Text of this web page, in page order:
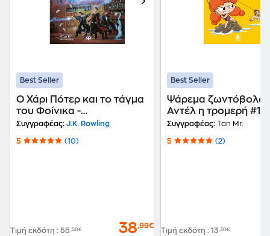
Best Seller
Ο Χάρι Πότερ και το τάγμα
του Φοίνικα -
Εικονογραφημένη Έκδοση
Συγγραφέας: J.K. Rowling
5 (10)
Τιμή εκδότη : 55,50€ 38,99€
Best Seller
Ψάρεμα
Αντέλ η τρομερή #12
Συγγραφέας: Tan Mr.
5 (2)
Τιμή εκδότη : 13,30€